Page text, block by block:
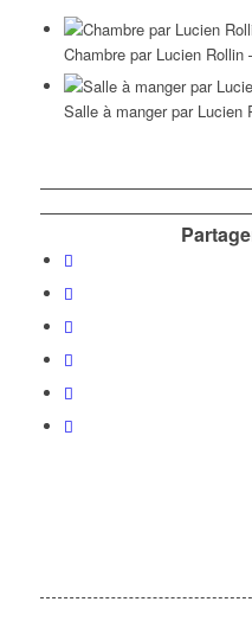
Chambre par Lucien
Salle à manger par Lucien